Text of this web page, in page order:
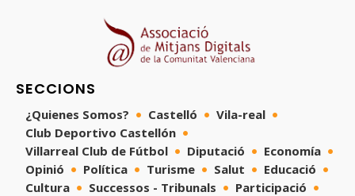
SECCIONS
¿Quienes Somos? Castelló
Vila-real
Club Deportivo Castellón
Villarreal Club de Fútbol
Diputació
Economía
Opinió
Política Turisme Salut
Educació
Cultura
Successos - Tribunals
Participació